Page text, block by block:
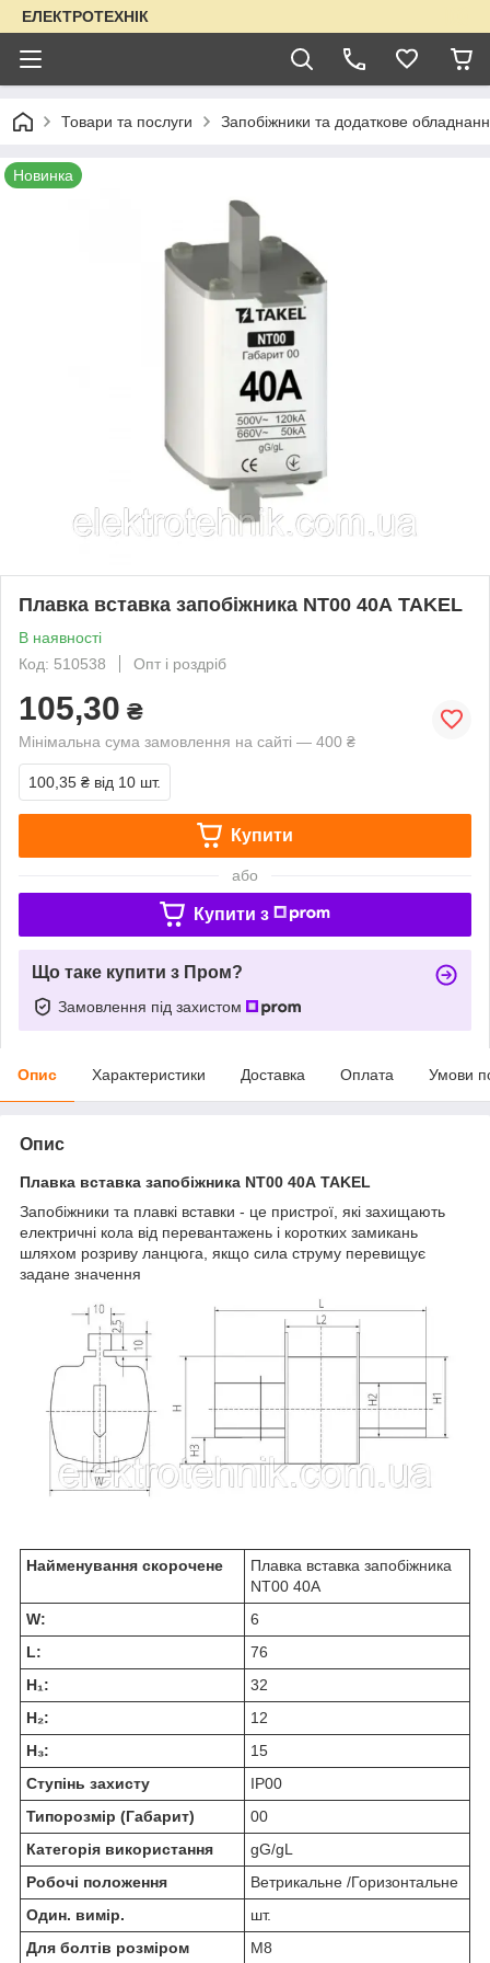
ЕЛЕКТРОТЕХНІК
Товари та послуги Запобіжники та додаткове
Новинка
Плавка вставка запобіжника NT00 40А TAKEL
В наявності
Код: 510538
Опт і роздріб
105,30 ₴
Мінімальна сума замовлення на сайті — 400 ₴
100,35 ₴ від 10 шт.
Купити
або
Купити з
Що таке купити з Пром?
Замовлення під захистом
Опис Характеристики Доставка Оплата Умови
Опис
Плавка вставка запобіжника NT00 40А TAKEL
Запобіжники та плавкі вставки - це пристрої, які захищають
електричні кола від перевантажень і коротких замикань
шляхом розриву ланцюга, якщо сила струму перевищує
задане значення
Найменування скорочене
Плавка вставка запобіжника
NT00 40А
W:
6
L:
76
H₁:
32
H₂:
12
H₃:
15
Ступінь захисту
IP00
Типорозмір (Габарит)
00
Категорія використання
gG/gL
Робочі положення
Ветрикальне /Горизонтальне
Один. вимір.
шт.
Для болтів розміром
М8